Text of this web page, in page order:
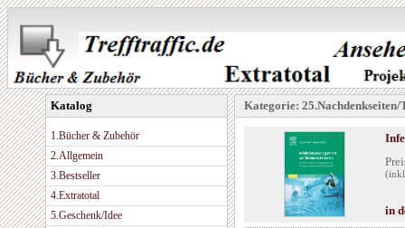
Katalog
1.Bücher & Zubehör
2.Allgemein
3.Bestseller
4.Extratotal
5.Geschenk/Idee
Kategorie: 25.Nachdenkseiten/
in